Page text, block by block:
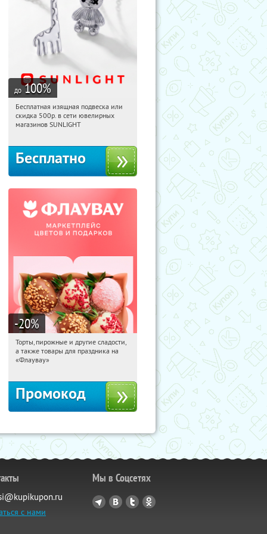
до 100%
02:42:47 Получили:
Россия
Бесплатная изящная подвеска или
скидка 500р. в сети ювелирных
магазинов SUNLIGHT
Бесплатно
-20%
02:42:47 Получили:
Россия
Торты, пирожные и другие сладости,
а также товары для праздника на
«Флаувау»
Промокод
с нами
Мы в Соцсетях